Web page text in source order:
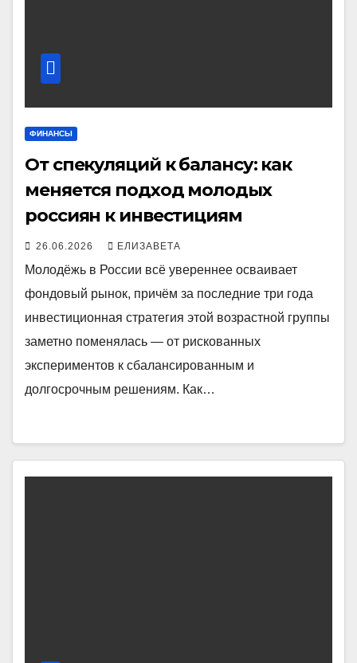
ФИНАНСЫ
От спекуляций к балансу: как
меняется подход молодых
россиян к инвестициям
26.06.2026 ЕЛИЗАВЕТА
Молодёжь в России всё увереннее осваивает
фондовый рынок, причём за последние три года
инвестиционная стратегия этой возрастной группы
заметно поменялась — от рискованных
экспериментов к сбалансированным и
долгосрочным решениям. Как…